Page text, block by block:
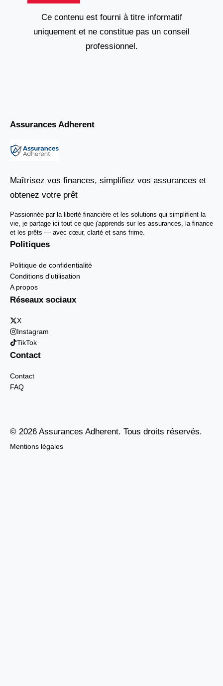
Ce contenu est fourni à titre informatif
uniquement et ne constitue pas un conseil
professionnel.
Assurances Adherent
Maîtrisez vos finances, simplifiez vos assurances et
obtenez votre prêt
Passionnée par la liberté financière et les solutions qui simplifient la
vie, je partage ici tout ce que j'apprends sur les assurances, la finance
et les prêts — avec cœur, clarté et sans frime.
Politiques
Politique de confidentialité
Conditions d'utilisation
A propos
Réseaux sociaux
X
Instagram
TikTok
Contact
Contact
FAQ
© 2026 Assurances Adherent. Tous droits réservés.
Mentions légales